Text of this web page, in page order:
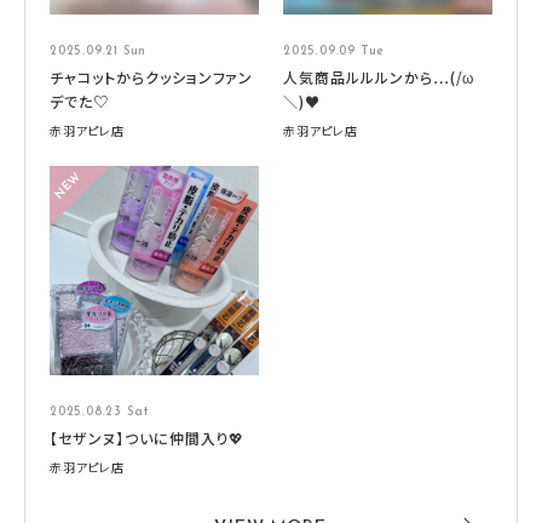
2025.09.21 Sun
チャコットからクッションファン
デでた♡
赤羽アピレ店
2025.09.09 Tue
人気商品ルルルンから…(/ω
＼)♥
赤羽アピレ店
2025.08.23 Sat
【セザンヌ】ついに仲間入り💖
赤羽アピレ店